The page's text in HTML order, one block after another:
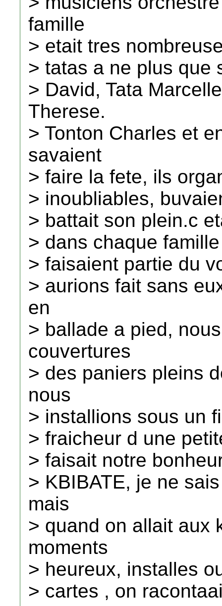
famille
> etait tres
> tatas a ne plus que
> David, Tata
Therese.
> Tonton Charles et
savaient
> faire la fete, ils
> inoubliables,
> battait son plein.c
> dans chaque
> faisaient partie du
> aurions fait sans
en
> ballade a pied,
couvertures
> des paniers pleins
nous
> installions sous un
> fraicheur d une
> faisait notre
> KBIBATE, je ne
mais
> quand on allait aux
moments
> heureux, installes
> cartes , on